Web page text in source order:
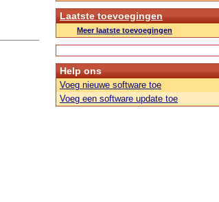
Laatste toevoegingen
Meer laatste toevoegingen
Help ons
Voeg nieuwe software toe
Voeg een software update toe